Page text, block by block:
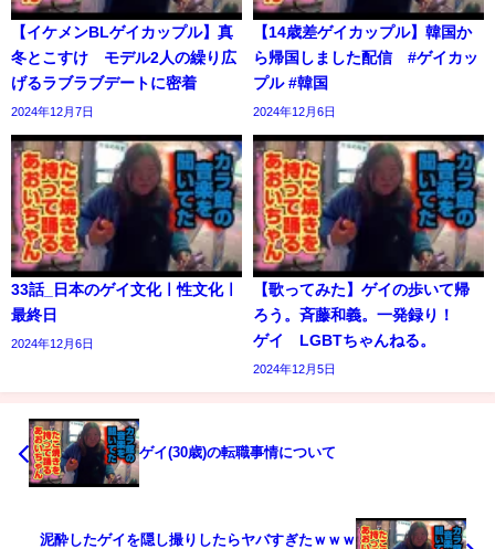
【イケメンBLゲイカップル】真
冬とこすけ モデル2人の繰り広
げるラブラブデートに密着
2024年12月7日
【14歳差ゲイカップル】韓国か
ら帰国しました配信 #ゲイカッ
プル #韓国
2024年12月6日
33話_日本のゲイ文化ㅣ性文化ㅣ
最終日
2024年12月6日
【歌ってみた】ゲイの歩いて帰
ろう。斉藤和義。一発録り！
ゲイ LGBTちゃんねる。
2024年12月5日
ゲイ(30歳)の転職事情について
泥酔したゲイを隠し撮りしたらヤバすぎたｗｗｗ